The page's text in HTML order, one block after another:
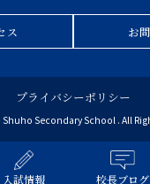
入試情報 校長ブログ
ス お
プライバシーポリシー
Secondary School . All